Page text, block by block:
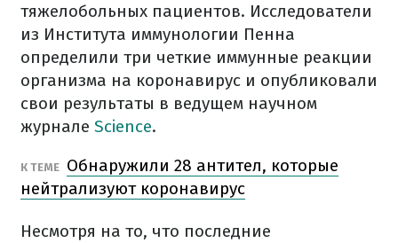
тяжелобольных пациентов. Исследователи
из Института иммунологии Пенна
определили три четкие иммунные реакции
организма на коронавирус и опубликовали
свои результаты в ведущем научном
журнале Science.
К ТЕМЕ Обнаружили 28 антител, которые
нейтрализуют коронавирус
Несмотря на то, что последние